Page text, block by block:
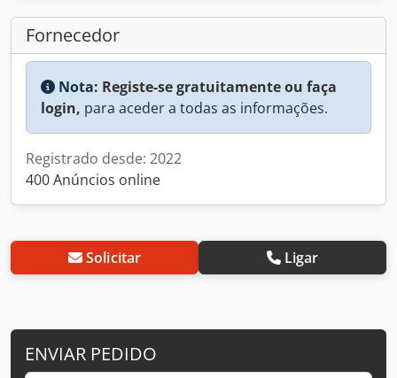
Fornecedor
Nota: Registe-se gratuitamente ou faça
login, para aceder a todas as informações.
Registrado desde: 2022
400 Anúncios online
Solicitar Ligar
ENVIAR PEDIDO